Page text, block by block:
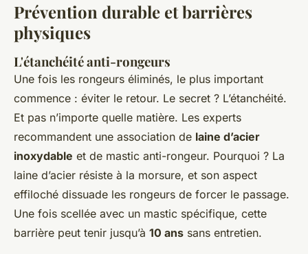
Prévention durable et barrières
physiques
L'étanchéité anti-rongeurs
Une fois les rongeurs éliminés, le plus important
commence : éviter le retour. Le secret ? L’étanchéité.
Et pas n’importe quelle matière. Les experts
recommandent une association de laine d’acier
inoxydable et de mastic anti-rongeur. Pourquoi ? La
laine d’acier résiste à la morsure, et son aspect
effiloché dissuade les rongeurs de forcer le passage.
Une fois scellée avec un mastic spécifique, cette
barrière peut tenir jusqu’à 10 ans sans entretien.